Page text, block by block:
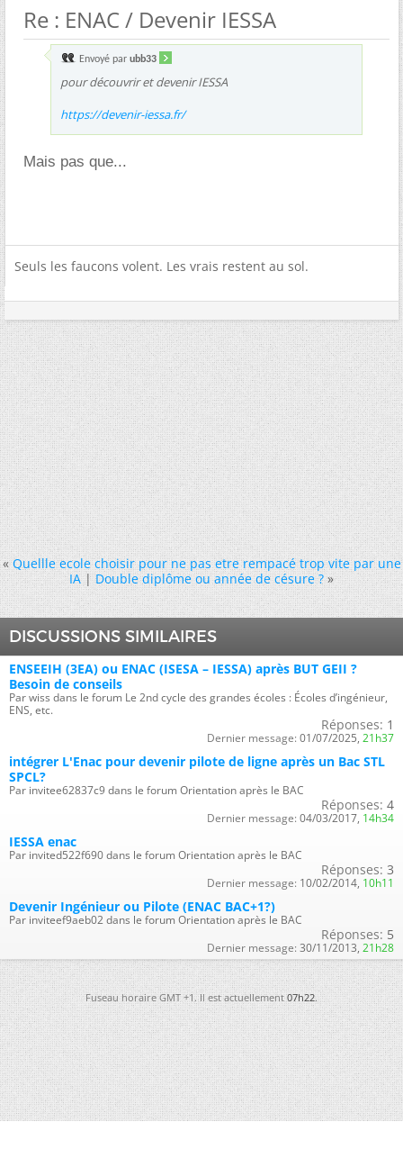
Re : ENAC / Devenir IESSA
Envoyé par ubb33
pour découvrir et devenir IESSA
https://devenir-iessa.fr/
Mais pas que...
Seuls les faucons volent. Les vrais restent au sol.
« Quellle ecole choisir pour ne pas etre rempacé trop vite par une
IA|Double diplôme ou année de césure ? »
DISCUSSIONS SIMILAIRES
ENSEEIH (3EA) ou ENAC (ISESA – IESSA) après BUT GEII ?
Besoin de conseils
Par wiss dans le forum Le 2nd cycle des grandes écoles : Écoles d’ingénieur,
ENS, etc.
Réponses: 1
Dernier message: 01/07/2025, 21h37
intégrer L'Enac pour devenir pilote de ligne après un Bac STL
SPCL?
Par invitee62837c9 dans le forum Orientation après le BAC
Réponses: 4
Dernier message: 04/03/2017, 14h34
IESSA enac
Par invited522f690 dans le forum Orientation après le BAC
Réponses: 3
Dernier message: 10/02/2014, 10h11
Devenir Ingénieur ou Pilote (ENAC BAC+1?)
Par inviteef9aeb02 dans le forum Orientation après le BAC
Réponses: 5
Dernier message: 30/11/2013, 21h28
Fuseau horaire GMT +1. Il est actuellement07h22.